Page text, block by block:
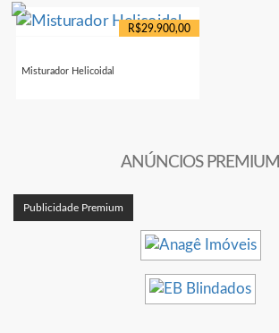
R$29.900,00
Misturador Helicoidal
ANÚNCIOS PREMIUM
Publicidade Premium